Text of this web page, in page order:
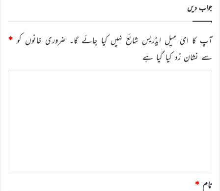
جواب دیں
آپ کا ای میل ایڈریس شائع نہیں کیا جائے گا۔ ضروری خانوں کو *
سے نشان زد کیا گیا ہے
نام *